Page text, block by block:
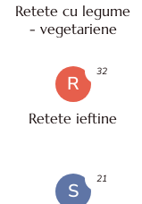
Retete cu legume
- vegetariene
R
Retete ieftine
32
S
21